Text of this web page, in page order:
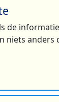
de
niets anders